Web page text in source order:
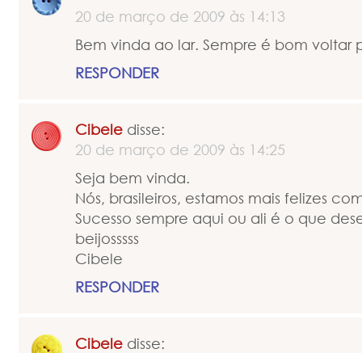
20 de março de 2009 às 14:13
Bem vinda ao lar. Sempre é bom voltar
RESPONDER
Cibele disse:
20 de março de 2009 às 14:25
Seja bem vinda.
Nós, brasileiros, estamos mais felizes
Sucesso sempre aqui ou ali é o que
beijosssss
Cibele
RESPONDER
Cibele disse: